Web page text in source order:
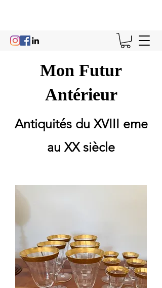
Mon Futur
Antérieur
Antiquités du XVIII eme
au XX siècle